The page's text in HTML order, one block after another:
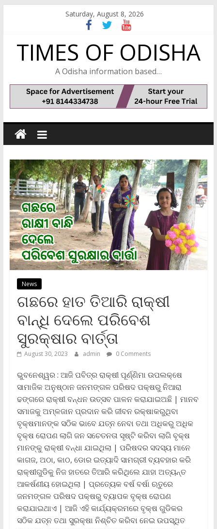
Saturday, August 8, 2026
TIMES OF ODISHA
A Odisha information based…
News
ଗଛରେ ହାତ ତିଆରି ରାକ୍ଷୀ
ବାନ୍ଧି ଦେଲେ ପରିବେଶ
ସୁରକ୍ଷାର ବାର୍ତ୍ତା
August 30, 2023 admin 0 Comments
ଭୁବନେଶ୍ୱର : ଆଜି ପବିତ୍ର ରାକ୍ଷୀ ପୂର୍ଣ୍ଣିମା ଉପଲକ୍ଷେ
ସାମାଜିକ ଅନୁଷ୍ଠାନ ଜନମଙ୍ଗଳ ପରିଷଦ ପକ୍ଷରୁ ନିଆରା
ଢଙ୍ଗରେ ରାକ୍ଷୀ ବନ୍ଧନ ଉତ୍ସବ ପାଳନ କରାଯାଇଅଛି | ମାନବ
ସମାଜକୁ ଅମ୍ଳଜାନ ପ୍ରଦାନ କରି ଜୀବନ ରକ୍ଷାକରୁଥିବା
ବୃକ୍ଷମାନଙ୍କ ସଠିକ ଭାବେ ଯତ୍ନ ନେବା ତଥା ଅଧିକରୁ ଅଧିକ
ବୃକ୍ଷ ରୋପଣ ଲାଗି ଜନ ସଚେତନତା ସୃଷ୍ଟି କରିବା ଲାଗି ବୃକ୍ଷ
ମାନଙ୍କୁ ରାକ୍ଷୀ ବନ୍ଧା ଯାଇଥିଲା | ପରିଷଦର ସଦସ୍ୟ ମାନେ
କାଗଜ, ଅଠା, କାଠ, ଡୋର ଇତ୍ୟାଦି ସାମଗ୍ରୀ ବ୍ୟବହାର କରି
ରାକ୍ଷୀଗୁଡିକୁ ନିଜ ହାତରେ ତିଆରି କରିଥିଲେ ଯାହା ଅତ୍ୟନ୍ତ
ଆକର୍ଷଣୀୟ ହୋଇଥିଲା | ପ୍ରତ୍ୟେକ ବର୍ଷ ବର୍ଷା ଋତୁରେ
ଜନମଙ୍ଗଳ ପରିଷଦ ପକ୍ଷରୁ ବ୍ୟାପକ ବୃକ୍ଷ ରୋପଣ
କରାଯାଇଥାଏ | ଆଜି ଏହି କାର୍ଯ୍ୟକ୍ରମରେ ବୃକ୍ଷ ଗୁଡିକର
ସଠିକ ଯତ୍ନ ତଥା ସୁରକ୍ଷା ନିଶ୍ଚିତ କରିବା ନେଇ ଉପସ୍ଥିତ